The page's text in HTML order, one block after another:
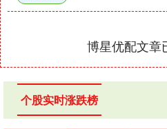
博星优配文章
个股实时涨跌榜